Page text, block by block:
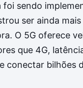
sendo
ser ainda mais
O 5G oferece
que 4G,
conectar bilhões